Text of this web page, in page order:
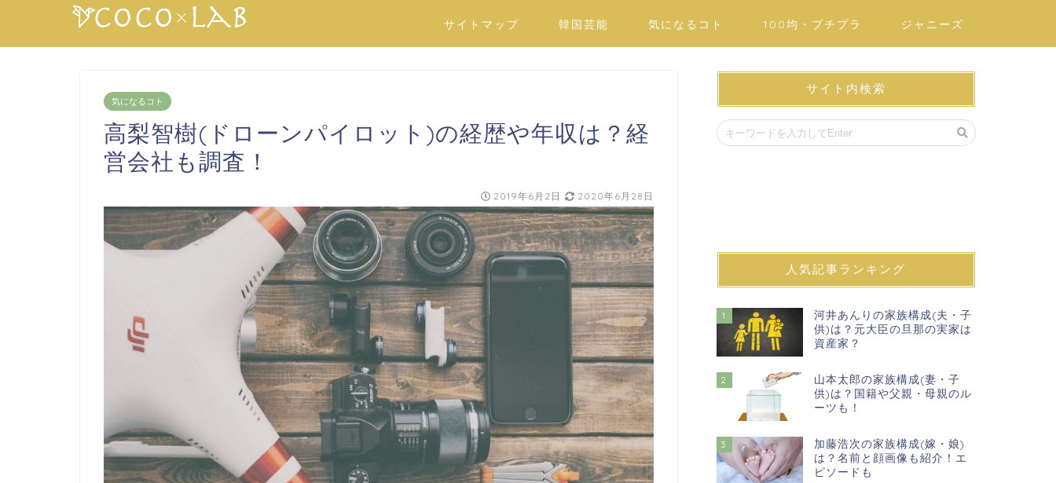
サイトマップ 韓国芸能 気になるコト 100均・プチプラ ジャニーズ
気になるコト
高梨智樹(ドローンパイロット)の経歴や年収は？経
営会社も調査！
2019年6月2日 2020年6月28日
サイト内検索
人気記事ランキング
1
河井あんりの家族構成(夫・子
供)は？元大臣の旦那の実家は
資産家？
2
山本太郎の家族構成(妻・子
供)は？国籍や父親・母親のル
ーツも！
3
加藤浩次の家族構成(嫁・娘)
は？名前と顔画像も紹介！エ
ピソードも